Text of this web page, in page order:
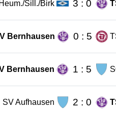
Sill./Birk 3 : 0
Bernhausen 0 : 5
Bernhausen 1 : 5
SV Aufhausen 2 : 0